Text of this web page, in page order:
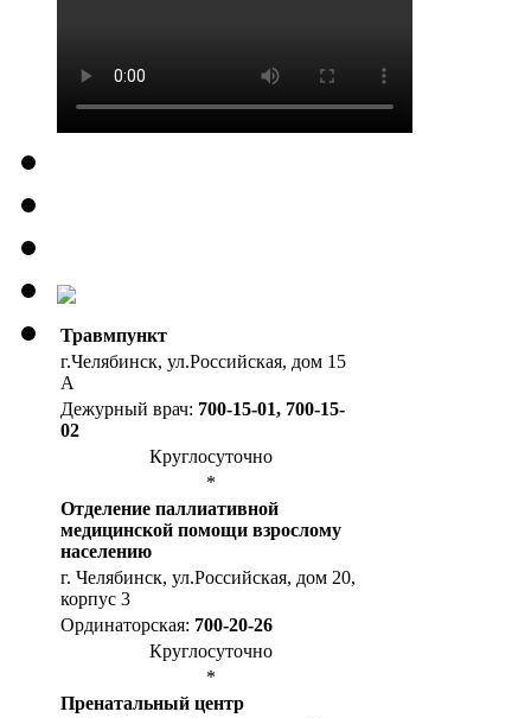
Травмпункт
г.Челябинск, ул.Российская, дом 15
А
Дежурный врач: 700-15-01, 700-15-
02
Круглосуточно
*
Отделение паллиативной
медицинской помощи взрослому
населению
г. Челябинск, ул.Российская, дом 20,
корпус 3
Ординаторская: 700-20-26
Круглосуточно
*
Пренатальный центр